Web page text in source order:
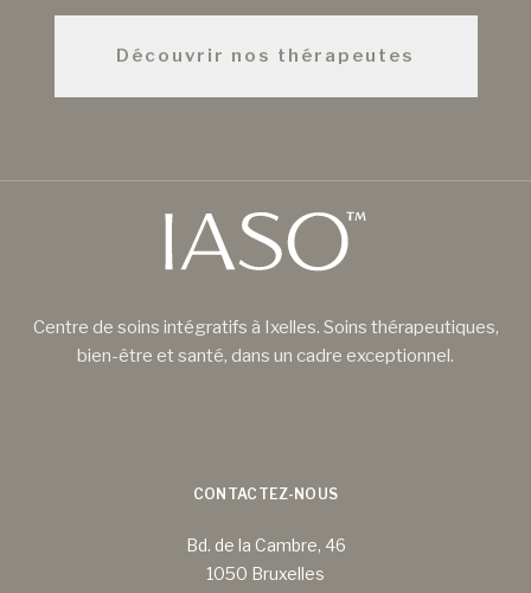
Découvrir nos thérapeutes
Centre de soins intégratifs à Ixelles. Soins thérapeutiques,
bien-être et santé, dans un cadre exceptionnel.
CONTACTEZ-NOUS
Bd. de la Cambre, 46
1050 Bruxelles